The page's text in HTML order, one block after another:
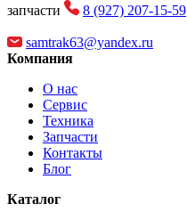
запчасти
8 (927) 207-15-59
samtrak63@yandex.ru
Компания
О нас
Сервис
Техника
Запчасти
Контакты
Блог
Каталог